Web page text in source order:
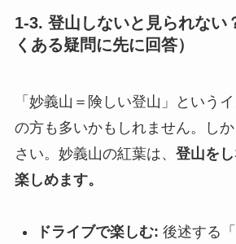
1-3. 登山しないと見られない
くある疑問に先に回答）
「妙義山＝険しい登山」という
の方も多いかもしれません。し
さい。妙義山の紅葉は、 登山を
楽しめます。
ドライブで楽しむ: 後述する